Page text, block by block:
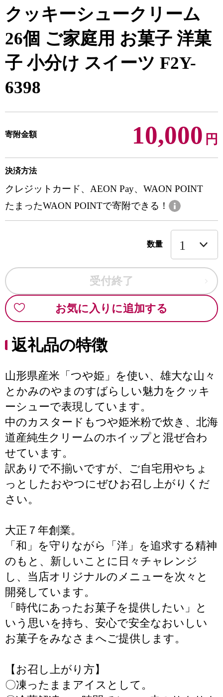
クッキーシュークリーム
26個 ご家庭用 お菓子 洋菓
子 小分け スイーツ F2Y-
6398
寄附金額 10,000 円
決済方法
クレジットカード、AEON Pay、WAON POINT
たまったWAON POINTで寄附できる！
数量
受付終了
お気に入りに追加する
返礼品の特徴
山形県産米「つや姫」を使い、雄大な山々
とかみのやまのすばらしい魅力をクッキ
ーシューで表現しています。
中のカスタードもつや姫米粉で炊き、北海
道産純生クリームのホイップと混ぜ合わ
せています。
訳ありで不揃いですが、ご自宅用やちょ
っとしたおやつにぜひお召し上がりくだ
さい。
大正７年創業。
「和」を守りながら「洋」を追求する精神
のもと、新しいことに日々チャレンジ
し、当店オリジナルのメニューを次々と
開発しています。
「時代にあったお菓子を提供したい」と
いう思いを持ち、安心で安全なおいしい
お菓子をみなさまへご提供します。
【お召し上がり方】
〇凍ったままアイスとして。